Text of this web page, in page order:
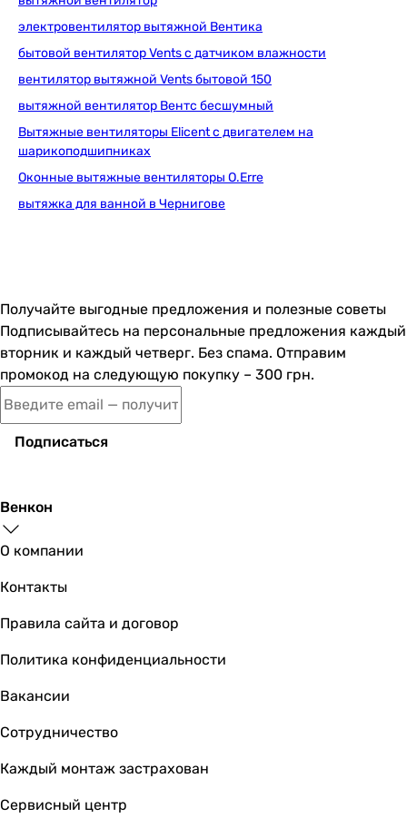
Домовент 100 Р1
1 338грн
1 208грн
1 399грн
электровентилятор вытяжной Вентика
бытовой вентилятор Vents с датчиком влажности
вентилятор вытяжной Vents бытовой 150
вытяжной вентилятор Вентс бесшумный
Вытяжные вентиляторы Elicent с двигателем на
шарикоподшипниках
Оконные вытяжные вентиляторы O.Erre
вытяжка для ванной в Чернигове
Получайте выгодные предложения и полезные советы
Подписывайтесь на персональные предложения каждый
вторник и каждый четверг. Без спама. Отправим
промокод на следующую покупку – 300 грн.
Подписаться
Венкон
О компании
Контакты
Правила сайта и договор
Политика конфиденциальности
Вакансии
Сотрудничество
Каждый монтаж застрахован
Сервисный центр